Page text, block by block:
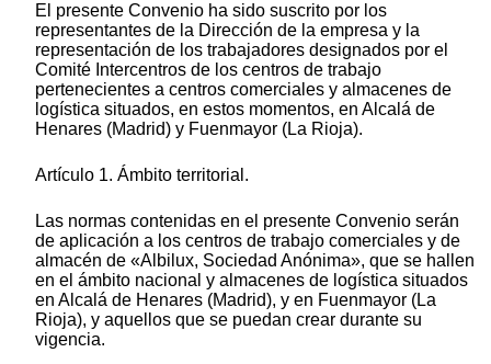
El presente Convenio ha sido suscrito por los
representantes de la Dirección de la empresa y la
representación de los trabajadores designados por el
Comité Intercentros de los centros de trabajo
pertenecientes a centros comerciales y almacenes de
logística situados, en estos momentos, en Alcalá de
Henares (Madrid) y Fuenmayor (La Rioja).
Artículo 1. Ámbito territorial.
Las normas contenidas en el presente Convenio serán
de aplicación a los centros de trabajo comerciales y de
almacén de «Albilux, Sociedad Anónima», que se hallen
en el ámbito nacional y almacenes de logística situados
en Alcalá de Henares (Madrid), y en Fuenmayor (La
Rioja), y aquellos que se puedan crear durante su
vigencia.